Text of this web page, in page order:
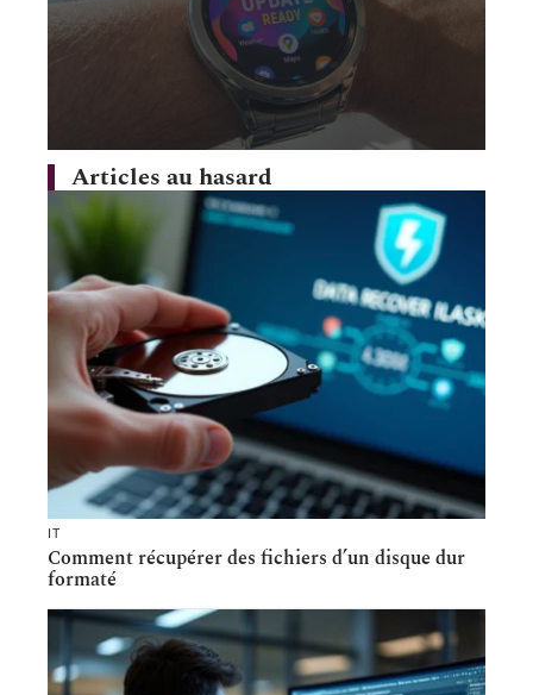
Articles au hasard
IT
Comment récupérer des fichiers d’un disque dur
formaté